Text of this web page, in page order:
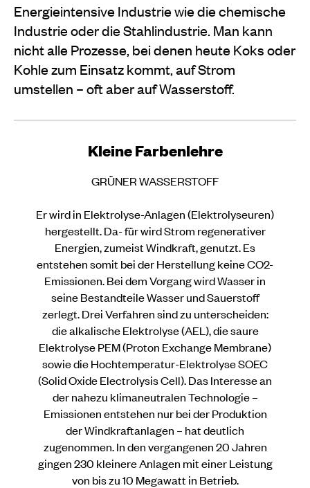
Energieintensive Industrie wie die chemische
Industrie oder die Stahlindustrie. Man kann
nicht alle Prozesse, bei denen heute Koks oder
Kohle zum Einsatz kommt, auf Strom
umstellen – oft aber auf Wasserstoff.
Kleine Farbenlehre
GRÜNER WASSERSTOFF
Er wird in Elektrolyse-Anlagen (Elektrolyseuren)
hergestellt. Da- für wird Strom regenerativer
Energien, zumeist Windkraft, genutzt. Es
entstehen somit bei der Herstellung keine CO2-
Emissionen. Bei dem Vorgang wird Wasser in
seine Bestandteile Wasser und Sauerstoff
zerlegt. Drei Verfahren sind zu unterscheiden:
die alkalische Elektrolyse (AEL), die saure
Elektrolyse PEM (Proton Exchange Membrane)
sowie die Hochtemperatur-Elektrolyse SOEC
(Solid Oxide Electrolysis Cell). Das Interesse an
der nahezu klimaneutralen Technologie –
Emissionen entstehen nur bei der Produktion
der Windkraftanlagen – hat deutlich
zugenommen. In den vergangenen 20 Jahren
gingen 230 kleinere Anlagen mit einer Leistung
von bis zu 10 Megawatt in Betrieb.